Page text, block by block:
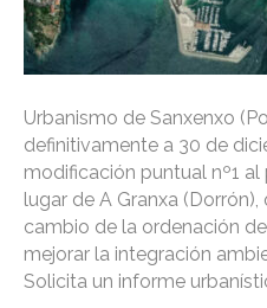
Urbanismo de Sanxenxo
definitivamente a 30 de
modificación puntual nº1 al
lugar de A Granxa
cambio de la ordenación
mejorar la integración
Solicita un informe